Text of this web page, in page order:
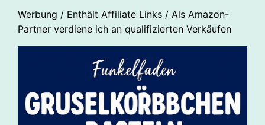
Werbung / Enthält Affiliate Links / Als Amazon-
Partner verdiene ich an qualifizierten Verkäufen